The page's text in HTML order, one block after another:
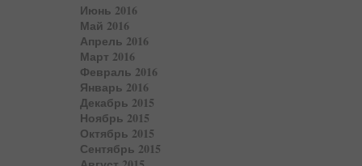
Июнь 2016
Май 2016
Апрель 2016
Март 2016
Февраль 2016
Январь 2016
Декабрь 2015
Ноябрь 2015
Октябрь 2015
Сентябрь 2015